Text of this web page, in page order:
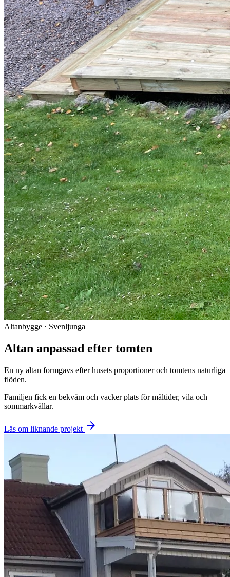
Altanbygge · Svenljunga
Altan anpassad efter tomten
En ny altan formgavs efter husets proportioner och tomtens naturliga
flöden.
Familjen fick en bekväm och vacker plats för måltider, vila och
sommarkvällar.
Läs om liknande projekt arrow_forward